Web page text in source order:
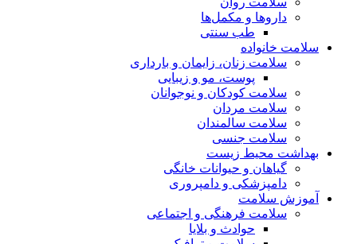
داروها و مکمل‌ها
طب سنتی
سلامت خانواده
سلامت زنان، زایمان و بارداری
پوست، مو و زیبایی
سلامت کودکان و نوجوانان
سلامت مردان
سلامت سالمندان
سلامت جنسی
بهداشت محیط زیست
گیاهان و حیوانات خانگی
دامپزشکی و دامپروری
آموزش سلامت
سلامت فرهنگی و اجتماعی
حوادث و بلایا